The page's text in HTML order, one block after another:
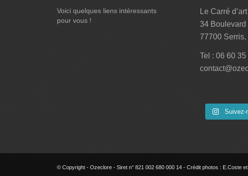
Voici quelques liens intéressants
pour vous !
Le Carré d’art
34 Boulevard
77700
Tel : 06 60
Suivez-
© Copyright - Ozeclore - Siret n° 821 002 680 000 14 - Crédit photos : E.Coste